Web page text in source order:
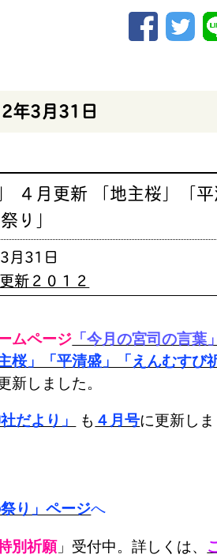
年3月31日
４月更新 「地主桜」「
り」
月31日
新２０１２
ムページ 「今月の宮司の言葉
桜」「平清盛」「えんむすび
新しました。
社だより」 も ４月号に更新し
祭り」ページへ
別祈願」受付中。詳しくは、